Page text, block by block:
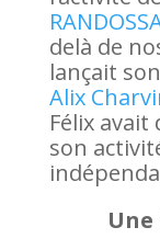
delà de
lançait
Alix
Félix
son